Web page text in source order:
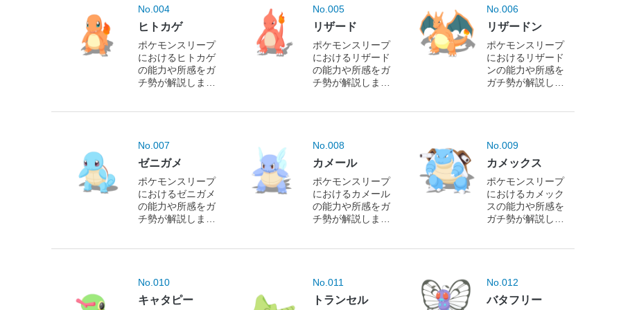
No.004
ヒトカゲ
ポケモンスリープ
におけるヒトカゲ
の能力や所感をガ
チ勢が解説しま
No.005
リザード
ポケモンスリープ
におけるリザード
の能力や所感をガ
チ勢が解説しま
No.006
リザードン
ポケモンスリープ
におけるリザード
ンの能力や所感を
ガチ勢が解説しま
No.007
ゼニガメ
ポケモンスリープ
におけるゼニガメ
の能力や所感をガ
チ勢が解説しま
No.008
カメール
ポケモンスリープ
におけるカメール
の能力や所感をガ
チ勢が解説しま
No.009
カメックス
ポケモンスリープ
におけるカメック
スの能力や所感を
ガチ勢が解説しま
No.010
キャタピー
No.011
トランセル
No.012
バタフリー